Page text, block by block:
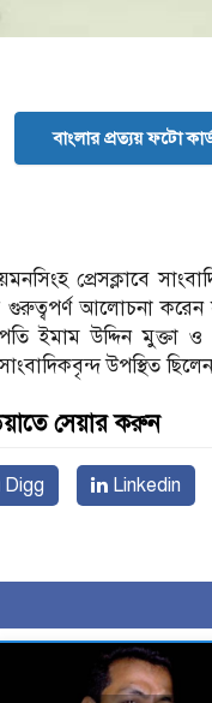
বাংলার প্রত্যয় ফটো
প্রেসক্লাবে
গুরুত্বপর্ণ আলোচনা করেন
ইমাম উদ্দিন মুক্তা
উপস্থিত
সেয়ার করুন
Digg Linkedin